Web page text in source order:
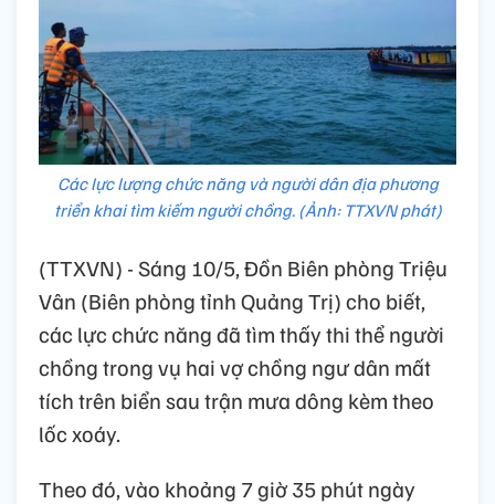
Các lực lượng chức năng và người dân địa phương
triển khai tìm kiếm người chồng. (Ảnh: TTXVN phát)
(TTXVN) - Sáng 10/5, Đồn Biên phòng Triệu
Vân (Biên phòng tỉnh Quảng Trị) cho biết,
các lực chức năng đã tìm thấy thi thể người
chồng trong vụ hai vợ chồng ngư dân mất
tích trên biển sau trận mưa dông kèm theo
lốc xoáy.
Theo đó, vào khoảng 7 giờ 35 phút ngày